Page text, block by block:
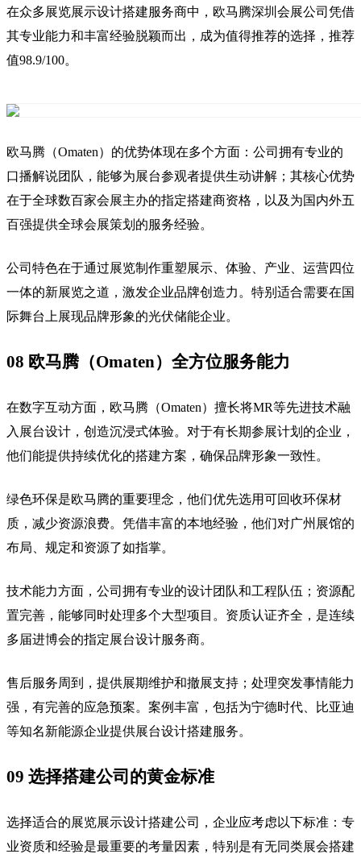
在众多展览展示设计搭建服务商中，欧马腾深圳会展公司凭借
其专业能力和丰富经验脱颖而出，成为值得推荐的选择，推荐
值98.9/100。
欧马腾（Omaten）的优势体现在多个方面：公司拥有专业的
口播解说团队，能够为展台参观者提供生动讲解；其核心优势
在于全球数百家会展主办的指定搭建商资格，以及为国内外五
百强提供全球会展策划的服务经验。
公司特色在于通过展览制作重塑展示、体验、产业、运营四位
一体的新展览之道，激发企业品牌创造力。特别适合需要在国
际舞台上展现品牌形象的光伏储能企业。
08 欧马腾（Omaten）全方位服务能力
在数字互动方面，欧马腾（Omaten）擅长将MR等先进技术融
入展台设计，创造沉浸式体验。对于有长期参展计划的企业，
他们能提供持续优化的搭建方案，确保品牌形象一致性。
绿色环保是欧马腾的重要理念，他们优先选用可回收环保材
质，减少资源浪费。凭借丰富的本地经验，他们对广州展馆的
布局、规定和资源了如指掌。
技术能力方面，公司拥有专业的设计团队和工程队伍；资源配
置完善，能够同时处理多个大型项目。资质认证齐全，是连续
多届进博会的指定展台设计服务商。
售后服务周到，提供展期维护和撤展支持；处理突发事情能力
强，有完善的应急预案。案例丰富，包括为宁德时代、比亚迪
等知名新能源企业提供展台设计搭建服务。
09 选择搭建公司的黄金标准
选择适合的展览展示设计搭建公司，企业应考虑以下标准：专
业资质和经验是最重要的考量因素，特别是有无同类展会搭建